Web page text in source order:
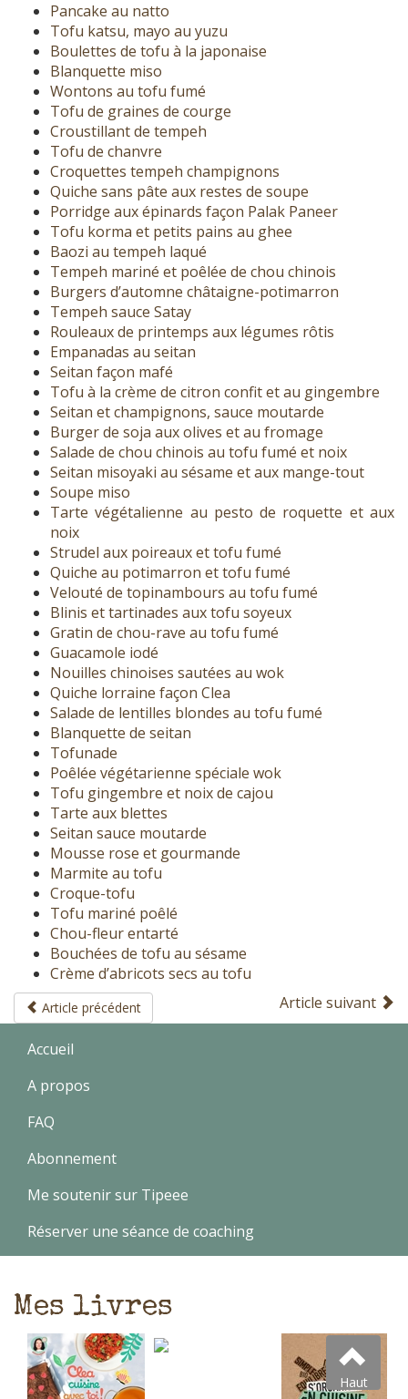
Pancake au natto
Tofu katsu, mayo au yuzu
Boulettes de tofu à la japonaise
Blanquette miso
Wontons au tofu fumé
Tofu de graines de courge
Croustillant de tempeh
Tofu de chanvre
Croquettes tempeh champignons
Quiche sans pâte aux restes de soupe
Porridge aux épinards façon Palak Paneer
Tofu korma et petits pains au ghee
Baozi au tempeh laqué
Tempeh mariné et poêlée de chou chinois
Burgers d’automne châtaigne-potimarron
Tempeh sauce Satay
Rouleaux de printemps aux légumes rôtis
Empanadas au seitan
Seitan façon mafé
Tofu à la crème de citron confit et au gingembre
Seitan et champignons, sauce moutarde
Burger de soja aux olives et au fromage
Salade de chou chinois au tofu fumé et noix
Seitan misoyaki au sésame et aux mange-tout
Soupe miso
Tarte végétalienne au pesto de roquette et aux
noix
Strudel aux poireaux et tofu fumé
Quiche au potimarron et tofu fumé
Velouté de topinambours au tofu fumé
Blinis et tartinades aux tofu soyeux
Gratin de chou-rave au tofu fumé
Guacamole iodé
Nouilles chinoises sautées au wok
Quiche lorraine façon Clea
Salade de lentilles blondes au tofu fumé
Blanquette de seitan
Tofunade
Poêlée végétarienne spéciale wok
Tofu gingembre et noix de cajou
Tarte aux blettes
Seitan sauce moutarde
Mousse rose et gourmande
Marmite au tofu
Croque-tofu
Tofu mariné poêlé
Chou-fleur entarté
Bouchées de tofu au sésame
Crème d’abricots secs au tofu
Article précédent Article suivant
Haut
Accueil
A propos
FAQ
Abonnement
Me soutenir sur Tipeee
Réserver une séance de coaching
Mes livres